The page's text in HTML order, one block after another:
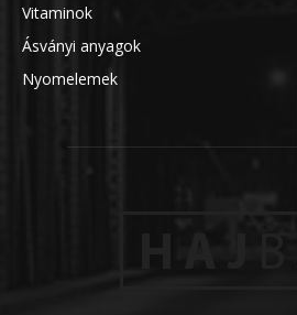
Vitaminok
Ásványi anyagok
Nyomelemek